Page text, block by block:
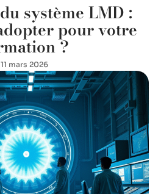
système LMD :
pour votre
?
11 mars 2026